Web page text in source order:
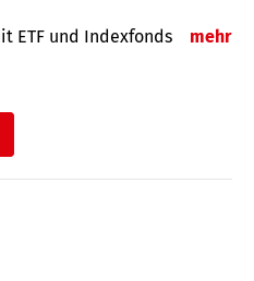
ETF und Indexfonds mehr